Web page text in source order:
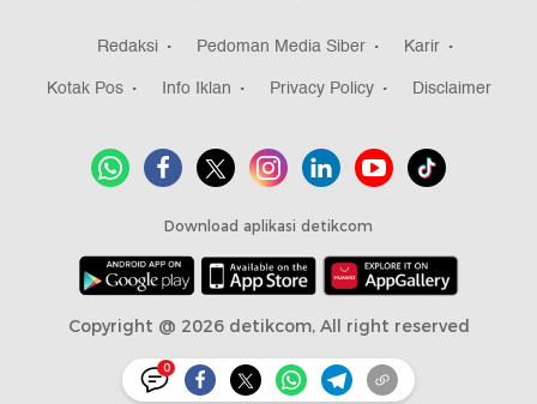
0
Redaksi Pedoman Media Siber
Karir
Kotak Pos
Info Iklan Privacy Policy Disclaimer
Download aplikasi detikcom
Copyright @ 2026 detikcom, All right reserved